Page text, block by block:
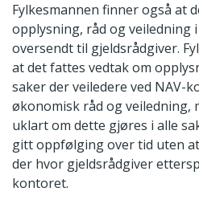
Fylkesmannen finner også at
opplysning, råd og veiledning
oversendt til gjeldsrådgiver.
at det fattes vedtak om
saker der veiledere ved NAV-
økonomisk råd og veiledning,
uklart om dette gjøres i alle
gitt oppfølging over tid uten
der hvor gjeldsrådgiver
kontoret.